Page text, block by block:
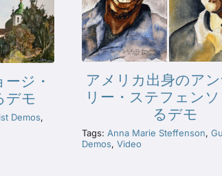
ジ・
デモ
Demos,
アメリカ出身のア
リー・ステフェン
るデモ
Tags: Anna Marie Steffenson,
Demos, Video